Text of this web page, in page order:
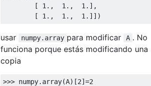
[
1. , 1. , 1. ],
[
1. , 1. , 1. ]])
usar numpy.array para modificar A . No
funciona porque estás modificando una
copia
>>> numpy. array(A)[2]=2